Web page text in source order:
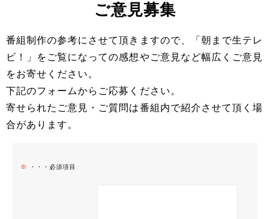
ご意見募集
番組制作の参考にさせて頂きますので、「朝まで生テレ
ビ！」をご覧になっての感想やご意見など幅広くご意見
をお寄せください。
下記のフォームからご応募ください。
寄せられたご意見・ご質問は番組内で紹介させて頂く場
合があります。
※ ・・・必須項目